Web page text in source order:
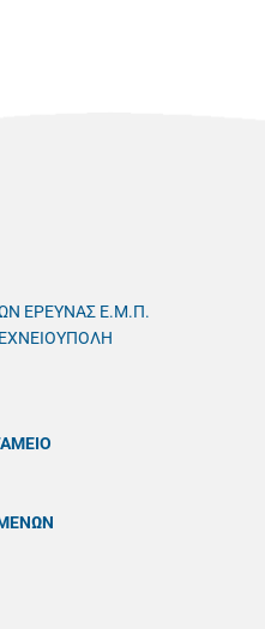
ΕΡΕΥΝΑΣ Ε.Μ.Π.